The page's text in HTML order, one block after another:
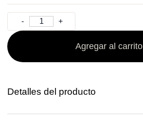
Agregar al carrito
Detalles del producto